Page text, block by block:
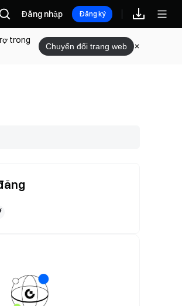
Phần thưởng
Đăng nhập Đăng ký
trong
Chuyển đổi trang web